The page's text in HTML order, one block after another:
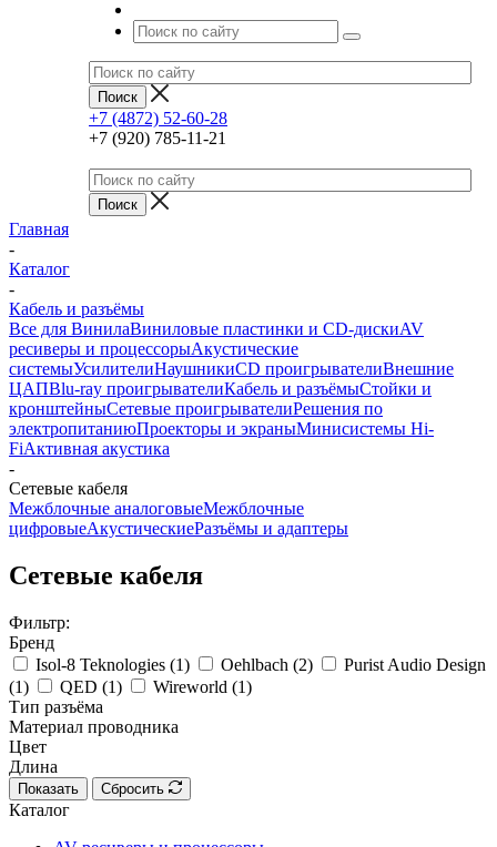
+7 (4872) 52-60-28
+7 (920) 785-11-21
Главная
-
Каталог
-
Кабель и разъёмы
Все для ВинилаВиниловые пластинки и CD-дискиAV
ресиверы и процессорыАкустические
системыУсилителиНаушникиCD проигрывателиВнешние
ЦАПBlu-ray проигрывателиКабель и разъёмыСтойки и
кронштейныСетевые проигрывателиРешения по
электропитаниюПроекторы и экраныМинисистемы Hi-
FiАктивная акустика
-
Сетевые кабеля
Межблочные аналоговыеМежблочные
цифровыеАкустическиеРазъёмы и адаптеры
Сетевые кабеля
Фильтр:
Бренд
Isol-8 Teknologies (1) Oehlbach (2)
Purist Audio Design
(1) QED (1) Wireworld (1)
Тип разъёма
Материал проводника
Цвет
Длина
Показать Сбросить
Каталог